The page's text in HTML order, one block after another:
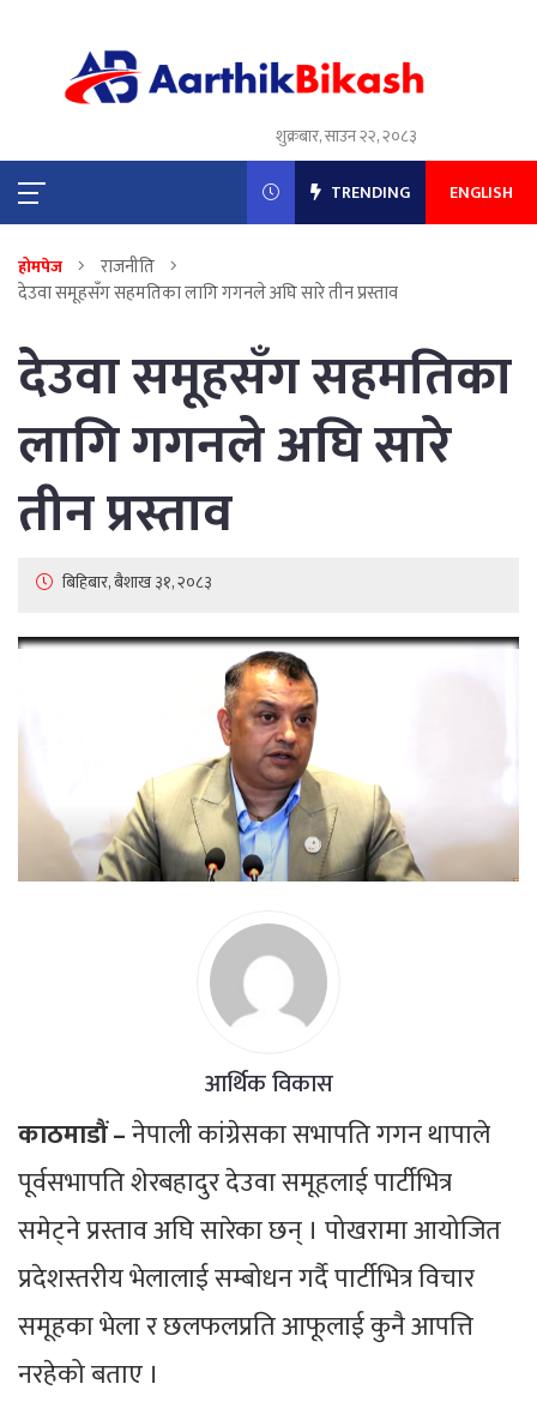
शुक्रबार, साउन २२, २०८३
TRENDING ENGLISH
होमपेज
राजनीति
देउवा समूहसँग सहमतिका लागि गगनले अघि सारे तीन प्रस्ताव
देउवा समूहसँग सहमतिका
लागि गगनले अघि सारे
तीन प्रस्ताव
बिहिबार, बैशाख ३१, २०८३
आर्थिक विकास
काठमाडौं –नेपाली कांग्रेसका सभापति गगन थापाले
पूर्वसभापति शेरबहादुर देउवा समूहलाई पार्टीभित्र
समेट्ने प्रस्ताव अघि सारेका छन् । पोखरामा आयोजित
प्रदेशस्तरीय भेलालाई सम्बोधन गर्दै पार्टीभित्र विचार
समूहका भेला र छलफलप्रति आफूलाई कुनै आपत्ति
नरहेको बताए ।